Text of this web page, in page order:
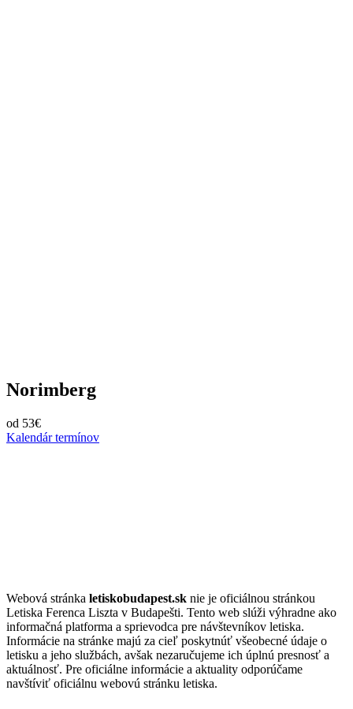
Norimberg
od 53€
Kalendár termínov
Webová stránka letiskobudapest.sk nie je oficiálnou stránkou
Letiska Ferenca Liszta v Budapešti. Tento web slúži výhradne ako
informačná platforma a sprievodca pre návštevníkov letiska.
Informácie na stránke majú za cieľ poskytnúť všeobecné údaje o
letisku a jeho službách, avšak nezaručujeme ich úplnú presnosť a
aktuálnosť. Pre oficiálne informácie a aktuality odporúčame
navštíviť oficiálnu webovú stránku letiska.